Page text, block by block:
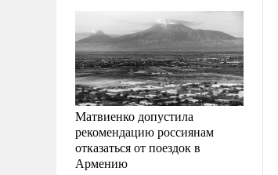
Матвиенко допустила
рекомендацию россиянам
отказаться от поездок в
Армению